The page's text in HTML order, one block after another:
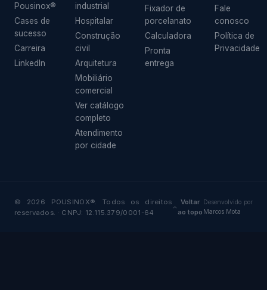
Pousinox®
Cases de
sucesso
Carreira
LinkedIn
industrial
Hospitalar
Construção
civil
Arquitetura
Mobiliário
comercial
Ver catálogo
completo
Atendimento
por cidade
Fixador de
porcelanato
Calculadora
Pronta
entrega
Fale
conosco
Política de
Privacidade
© 2026 POUSINOX®. Todos os direitos
reservados. · CNPJ: 12.115.379/0001-64
Voltar
ao topo
Desenvolvido por
Marcos Mota